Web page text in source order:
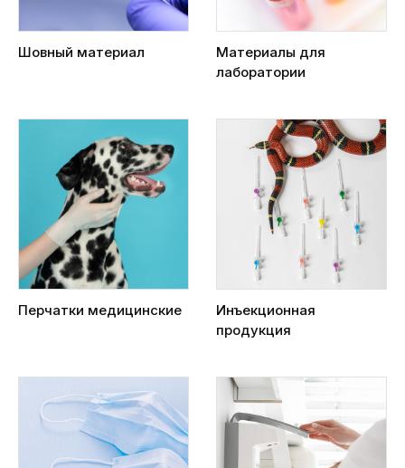
Шовный материал
Материалы для
лаборатории
Перчатки медицинские
Инъекционная
продукция